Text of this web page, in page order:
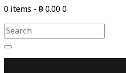
0 items - ฿ 0.000